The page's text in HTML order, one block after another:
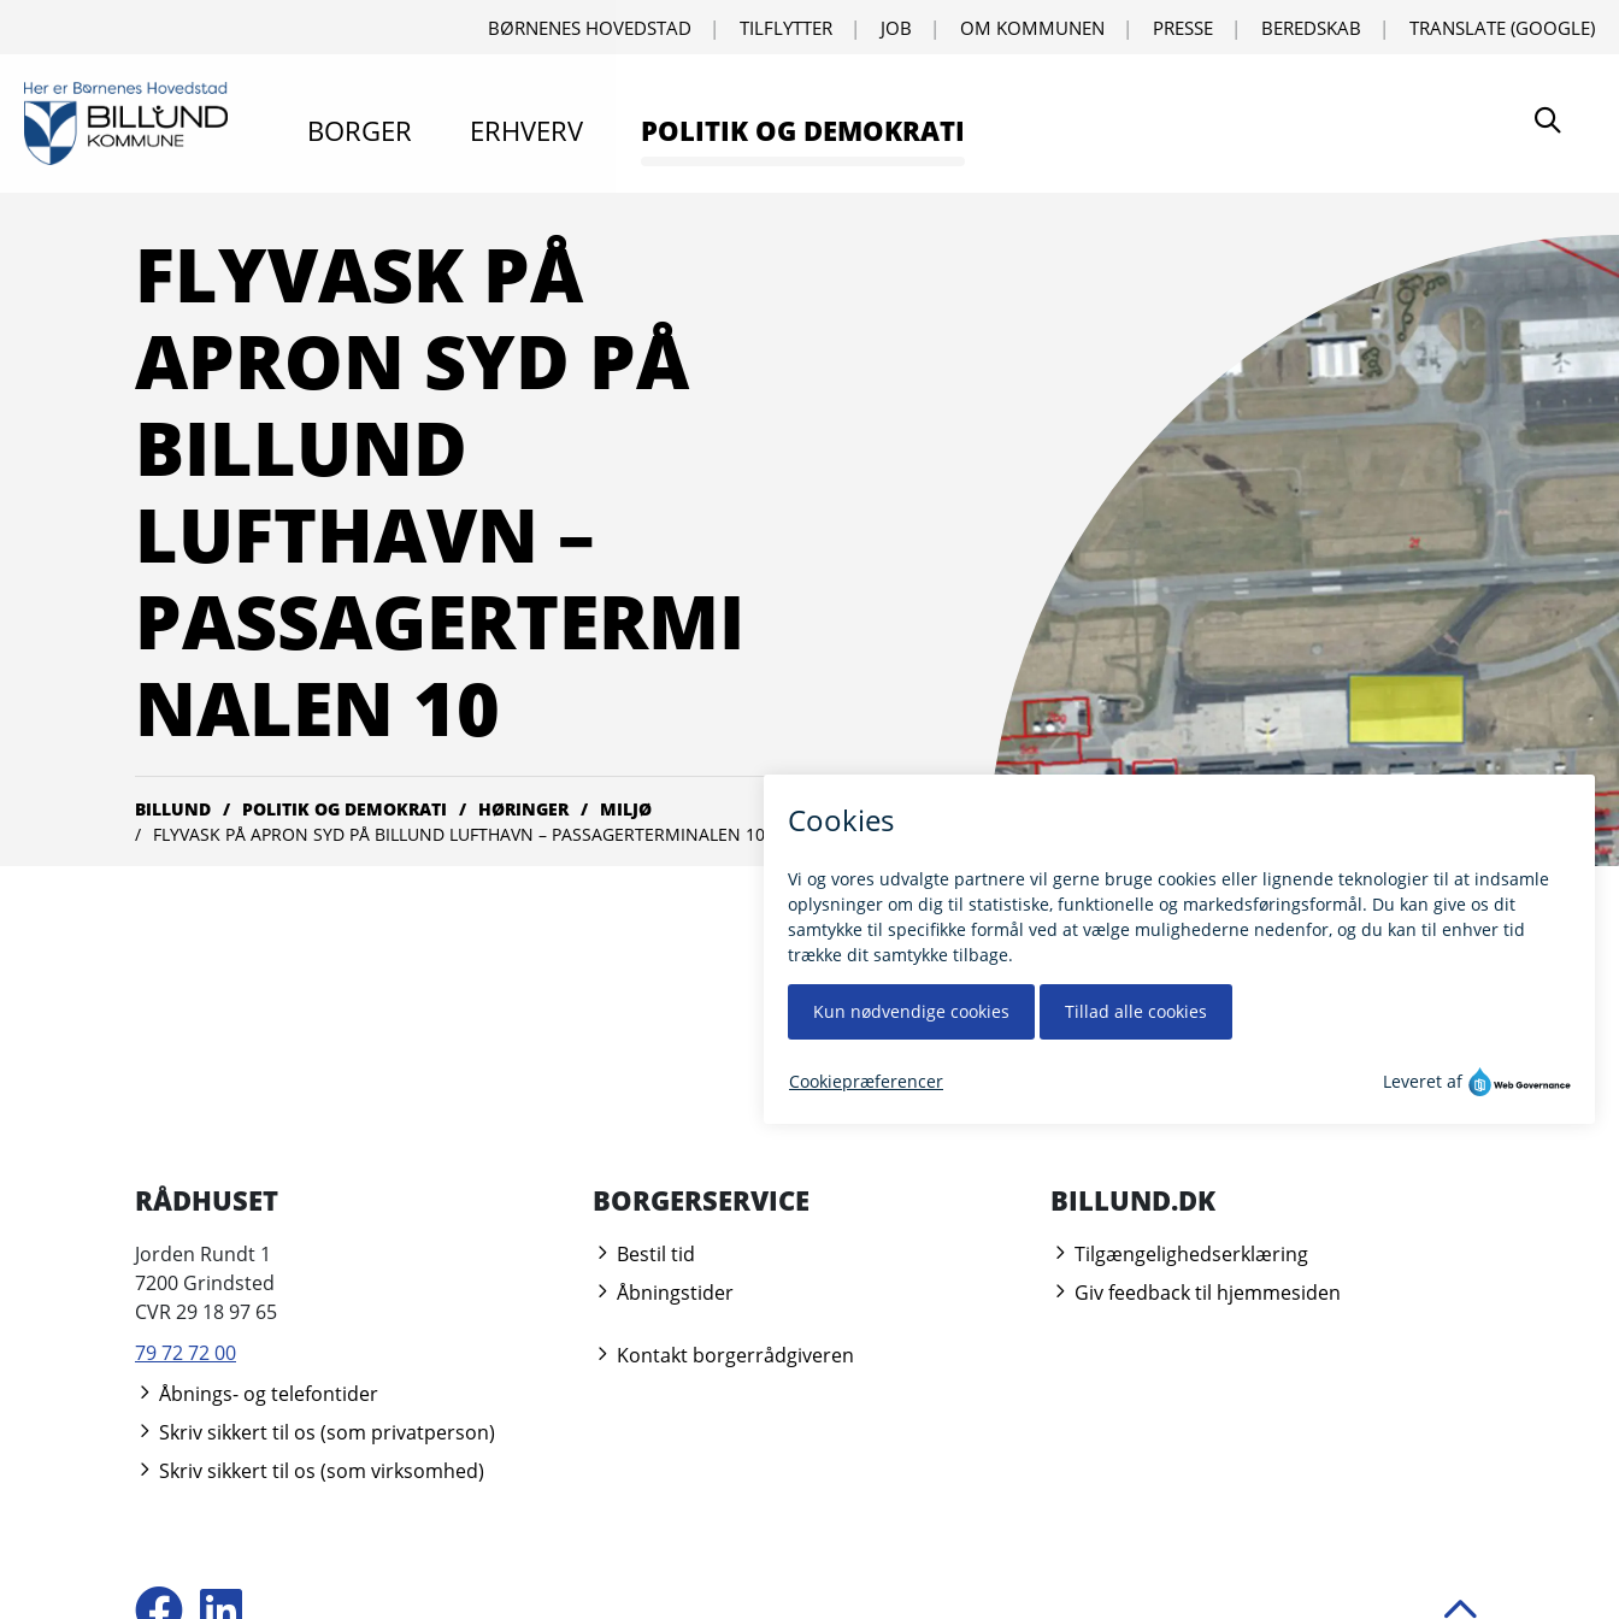
BØRNENES HOVEDSTAD TILFLYTTER JOB OM KOMMUNEN PRESSE BEREDSKAB TRANSLATE (GOOGLE)
BORGER ERHVERV POLITIK OG DEMOKRATI Søg
FLYVASK PÅ
APRON SYD PÅ
BILLUND
LUFTHAVN –
PASSAGERTERMI
NALEN 10
BILLUND POLITIK OG DEMOKRATI HØRINGER
MILJØ
FLYVASK PÅ APRON SYD PÅ BILLUND LUFTHAVN – PASSAGERTERMINALEN 10
RÅDHUSET
Jorden Rundt 1
7200 Grindsted
CVR 29 18 97 65
79 72 72 00
Åbnings- og telefontider
Skriv sikkert til os (som privatperson)
Skriv sikkert til os (som virksomhed)
BORGERSERVICE
Bestil tid
Åbningstider
Kontakt borgerrådgiveren
BILLUND.DK
Tilgængelighedserklæring
Giv feedback til hjemmesiden